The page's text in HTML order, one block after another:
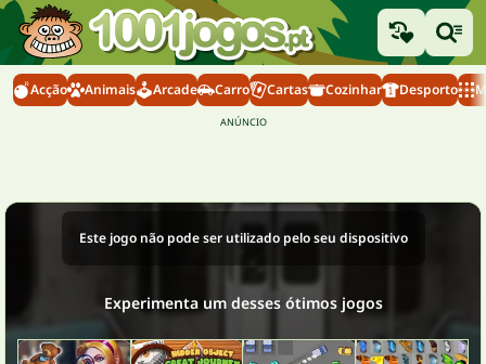
Acção Animais Arcade Carro Cartas Cozinhar Desporto
Este jogo não pode ser utilizado pelo seu dispositivo
Experimenta um desses ótimos jogos